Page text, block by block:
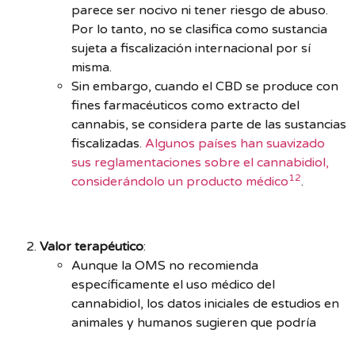
parece ser nocivo ni tener riesgo de abuso.
Por lo tanto, no se clasifica como sustancia
sujeta a fiscalización internacional por sí
misma.
Sin embargo, cuando el CBD se produce con
fines farmacéuticos como extracto del
cannabis, se considera parte de las sustancias
fiscalizadas. Algunos países han suavizado
sus reglamentaciones sobre el cannabidiol,
considerándolo un producto médico 12.
Valor terapéutico:
Aunque la OMS no recomienda
específicamente el uso médico del
cannabidiol, los datos iniciales de estudios en
animales y humanos sugieren que podría